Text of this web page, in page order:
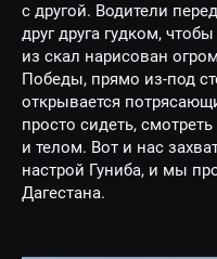
с другой. Водители
друг друга гудком,
из скал нарисован
Победы, прямо из-под
открывается
просто сидеть,
и телом. Вот и нас
настрой Гуниба, и мы
Дагестана.